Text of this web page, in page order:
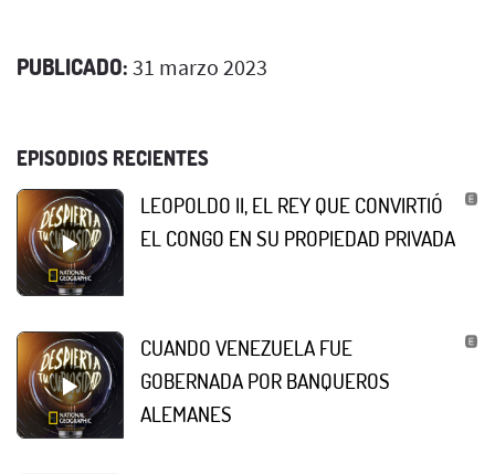
PUBLICADO: 31 marzo 2023
EPISODIOS RECIENTES
LEOPOLDO II, EL REY QUE CONVIRTIÓ
EL CONGO EN SU PROPIEDAD PRIVADA
CUANDO VENEZUELA FUE
GOBERNADA POR BANQUEROS
ALEMANES